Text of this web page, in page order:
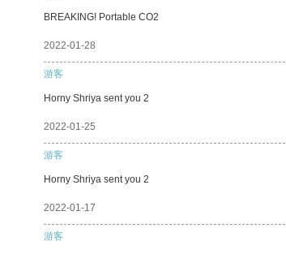
BREAKING! Portable CO2
2022-01-28
游客
Horny Shriya sent you 2
2022-01-25
游客
Horny Shriya sent you 2
2022-01-17
游客